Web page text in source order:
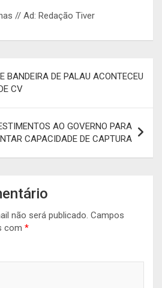
// Ad: Redação Tiver
BANDEIRA DE PALAU ACONTECEU
CV
AO GOVERNO PARA
CAPACIDADE DE CAPTURA
não será publicado. Campos
com *